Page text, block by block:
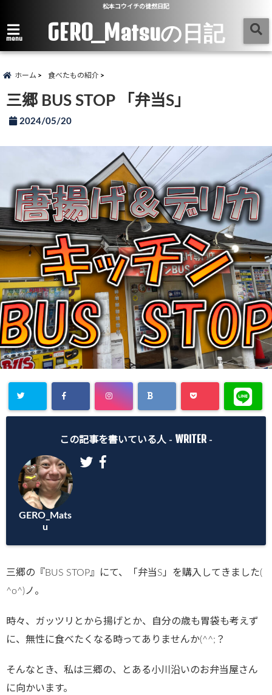
松本コウイチの徒然日記
menu GERO_Matsuの日記
ホーム 食べたもの紹介
三郷 BUS STOP 「弁当S」
2024/05/20
この記事を書いている人 - WRITER -
GERO_Mats
u
三郷の『BUS STOP』にて、「弁当S」を購入してきました(
^o^)ノ。
時々、ガッツリとから揚げとか、自分の歳も胃袋も考えず
に、無性に食べたくなる時ってありませんか(^^;？
そんなとき、私は三郷の、とある小川沿いのお弁当屋さん
に向かいます。